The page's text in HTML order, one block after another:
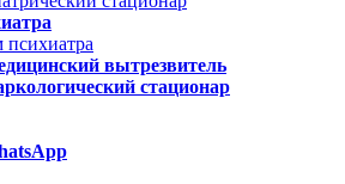
вытрезвитель
стационар